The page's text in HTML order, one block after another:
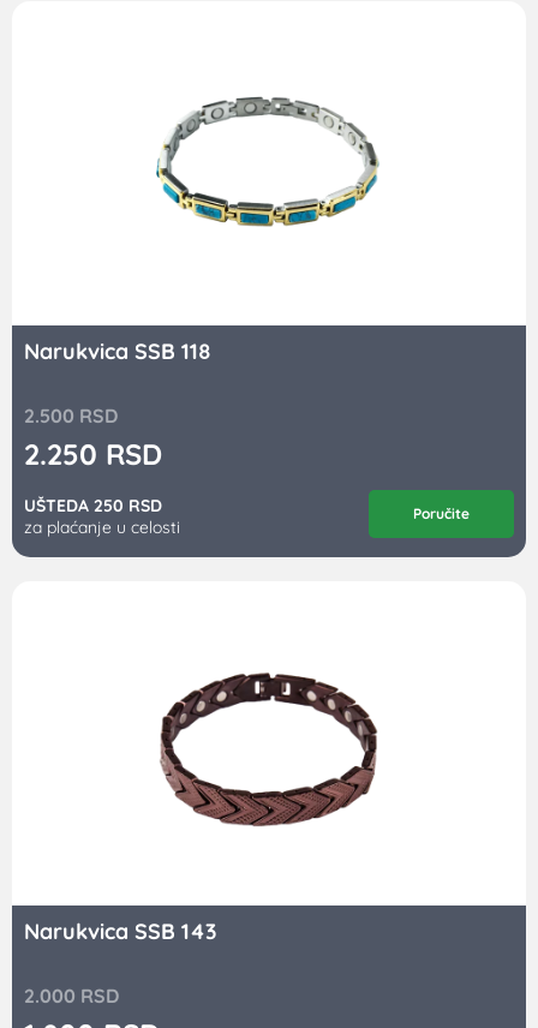
Narukvica SSB 118
2.500 RSD
2.250 RSD
UŠTEDA 250 RSD
za plaćanje u celosti
Poručite
Narukvica SSB 143
2.000 RSD